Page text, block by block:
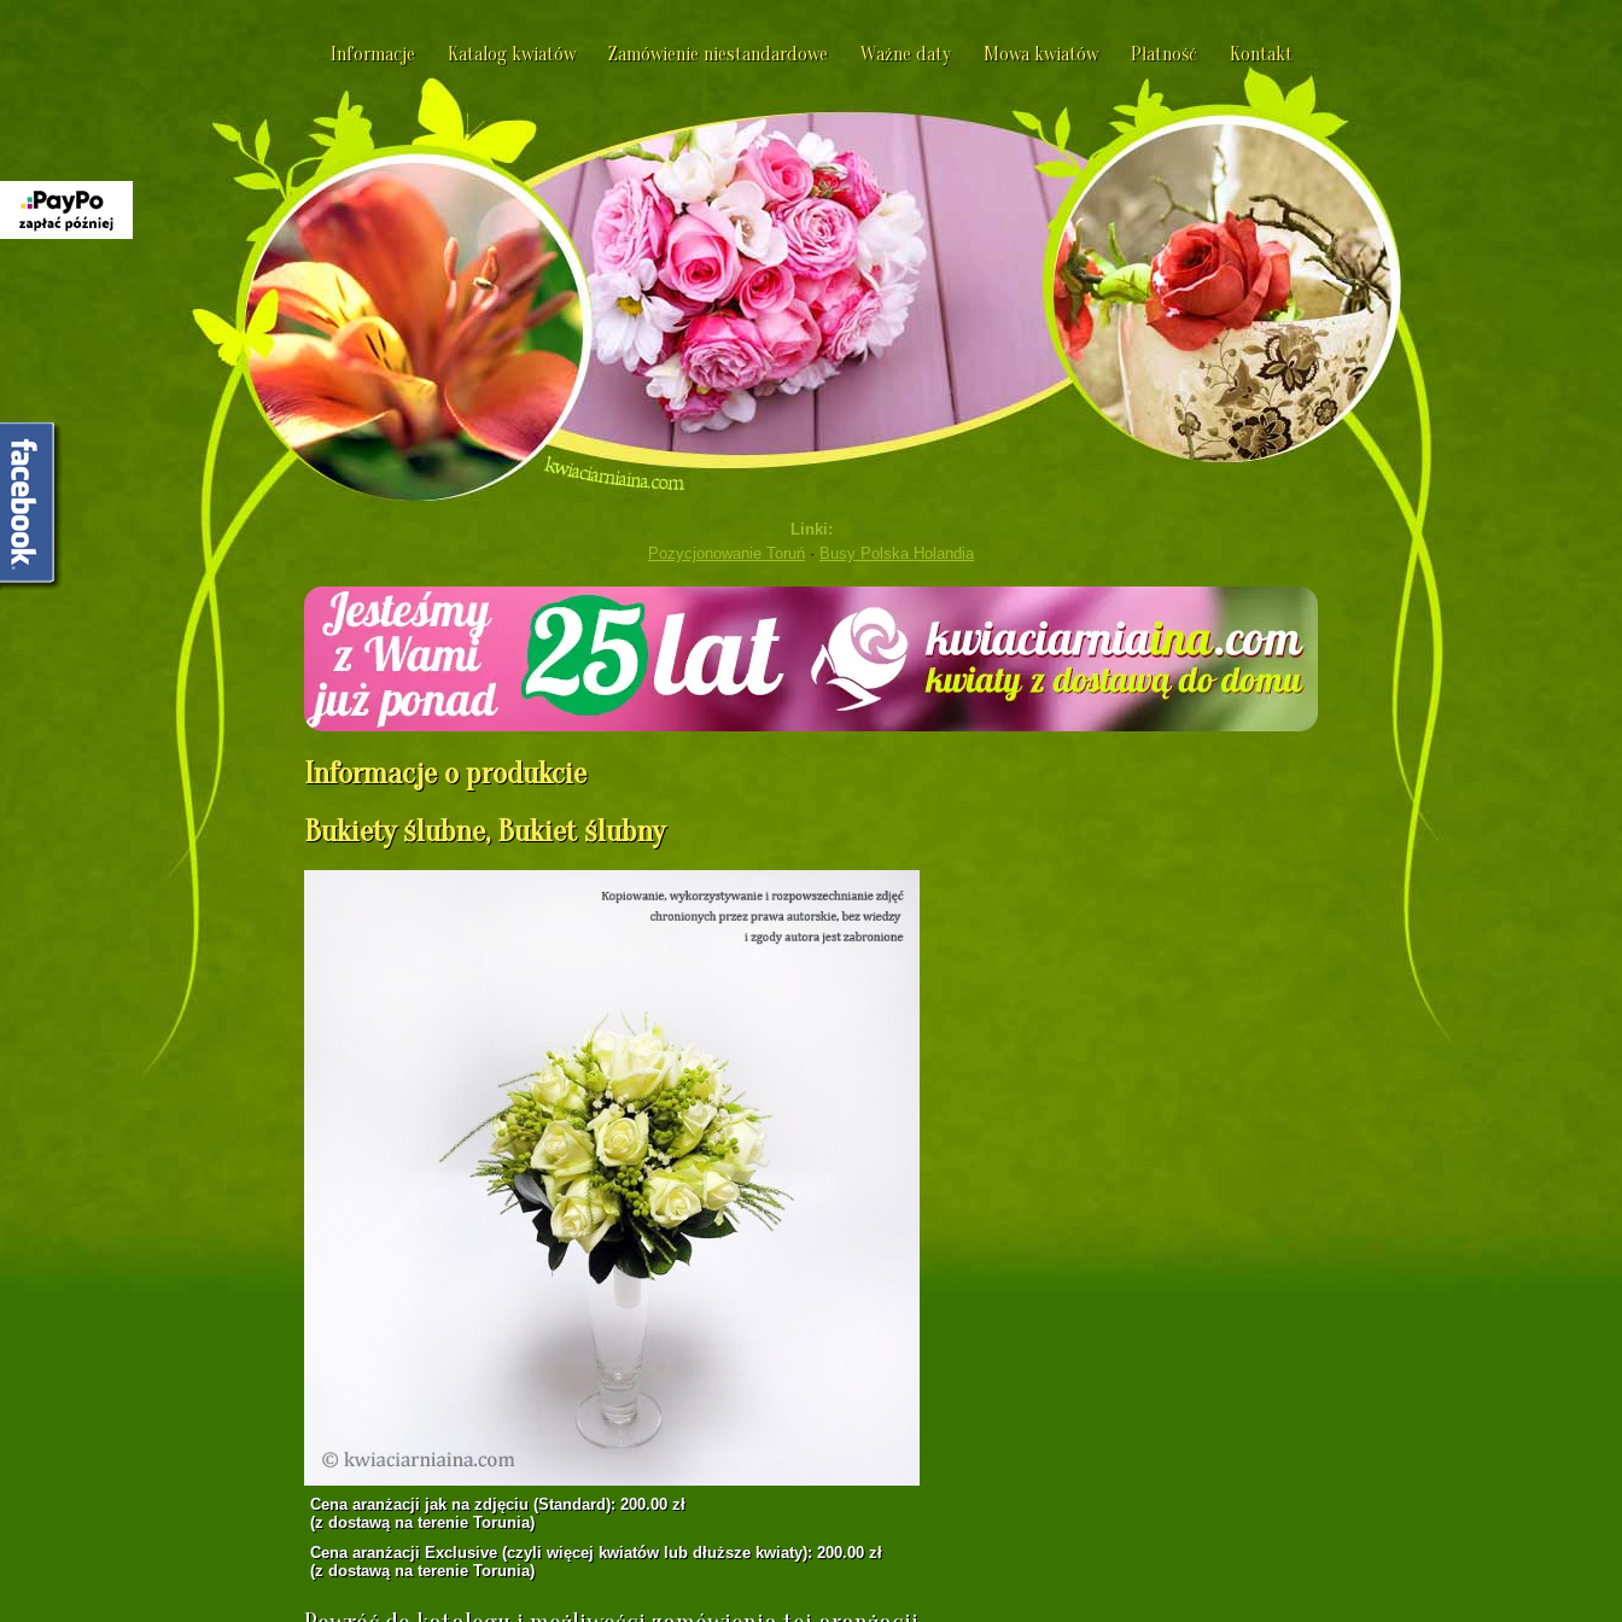
Informacje Katalog kwiatów Zamówienie niestandardowe Ważne daty Mowa kwiatów Płatność Kontakt
Linki:
Pozycjonowanie Toruń · Busy Polska Holandia
Informacje o produkcie
Bukiety ślubne, Bukiet ślubny
Cena aranżacji jak na zdjęciu (Standard): 200.00 zł
(z dostawą na terenie Torunia)
Cena aranżacji Exclusive (czyli więcej kwiatów lub dłuższe kwiaty): 200.00 zł
(z dostawą na terenie Torunia)